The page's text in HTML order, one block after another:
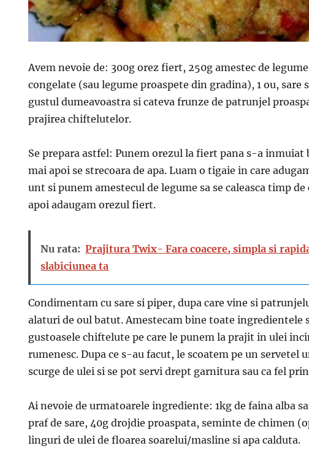
Avem nevoie de: 300g orez fiert, 250g amestec de
congelate (sau legume proaspete din gradina), 1 ou, sare
gustul dumeavoastra si cateva frunze de patrunjel
prajirea chiftelutelor.
Se prepara astfel: Punem orezul la fiert pana s-a inmuiat
mai apoi se strecoara de apa. Luam o tigaie in care
unt si punem amestecul de legume sa se caleasca timp
apoi adaugam orezul fiert.
Nu rata: Prajitura Twix- Fara coacere, simpla si
slabiciunea ta
Condimentam cu sare si piper, dupa care vine si
alaturi de oul batut. Amestecam bine toate ingredientele
gustoasele chiftelute pe care le punem la prajit in ulei
rumenesc. Dupa ce s-au facut, le scoatem pe un servetel
scurge de ulei si se pot servi drept garnitura sau ca fel
Ai nevoie de urmatoarele ingrediente: 1kg de faina alba
praf de sare, 40g drojdie proaspata, seminte de chimen
linguri de ulei de floarea soarelui/masline si apa calduta.